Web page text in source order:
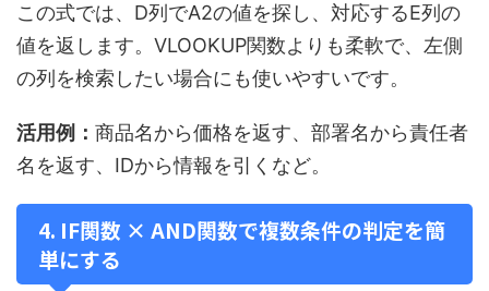
この式では、D列でA2の値を探し、対応するE列の
値を返します。VLOOKUP関数よりも柔軟で、左側
の列を検索したい場合にも使いやすいです。
活用例： 商品名から価格を返す、部署名から責任者
名を返す、IDから情報を引くなど。
4. IF関数 × AND関数で複数条件の判定を簡
単にする